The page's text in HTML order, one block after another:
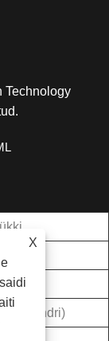
X
Technology
(Mandri)